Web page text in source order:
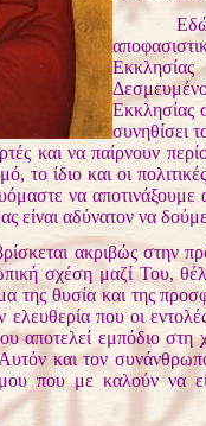
Εδώ
Εκκλησίας
συνηθίσει
και να παίρνουν
το ίδιο και οι
να αποτινάξουμε
είναι αδύνατον να
ακριβώς στην
σχέση μαζί Του,
της θυσία και της
που οι
αποτελεί εμπόδιο
και τον
που με καλούν να